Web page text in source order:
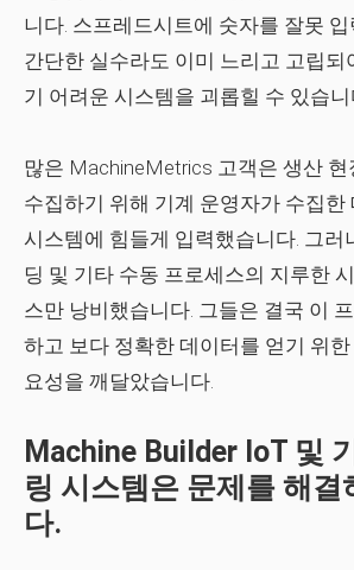
니다. 스프레드시트에 숫자를 잘못
간단한 실수라도 이미 느리고 고립되
기 어려운 시스템을 괴롭힐 수 있습니
많은 MachineMetrics 고객은 생산
수집하기 위해 기계 운영자가 수집한
시스템에 힘들게 입력했습니다. 그러
딩 및 기타 수동 프로세스의 지루한
스만 낭비했습니다. 그들은 결국 이
하고 보다 정확한 데이터를 얻기 위
요성을 깨달았습니다.
Machine Builder IoT 및
링 시스템은 문제를 해결
다.